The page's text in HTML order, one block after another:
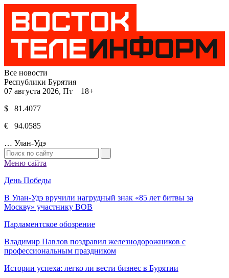
Все новости
Республики Бурятия
07 августа 2026, Пт 18+
$ 81.4077
€ 94.0585
… Улан-Удэ
Меню сайта
День Победы
В Улан-Удэ вручили нагрудный знак «85 лет битвы за
Москву» участнику ВОВ
Парламентское обозрение
Владимир Павлов поздравил железнодорожников с
профессиональным праздником
Истории успеха: легко ли вести бизнес в Бурятии